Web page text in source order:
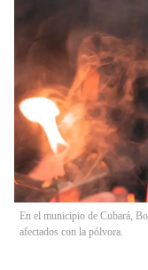
En el municipio de Cubará,
afectados con la pólvora.